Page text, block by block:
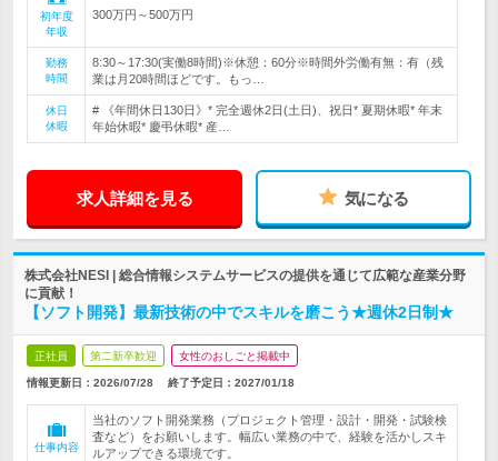
初年度
年収
300万円～500万円
勤務
時間
8:30～17:30(実働8時間)※休憩：60分※時間外労働有無：有（残
業は月20時間ほどです。もっ…
休日
休暇
# 《年間休日130日》* 完全週休2日(土日)、祝日* 夏期休暇* 年末
年始休暇* 慶弔休暇* 産…
求人詳細を見る 気になる
株式会社NESI | 総合情報システムサービスの提供を通じて広範な産業分野
に貢献！
【ソフト開発】最新技術の中でスキルを磨こう★週休2日制★
正社員 第二新卒歓迎 女性のおしごと掲載中
情報更新日：2026/07/28 終了予定日： 2027/01/18
仕事内容
当社のソフト開発業務（プロジェクト管理・設計・開発・試験検
査など）をお願いします。幅広い業務の中で、経験を活かしスキ
ルアップできる環境です。